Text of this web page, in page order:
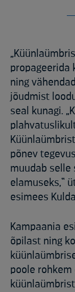
propageerida
ning
jõudmist
seal kunagi.
põnev
muudab selle
elamuseks,“
esimees
Kampaania
õpilast ning
poole rohkem